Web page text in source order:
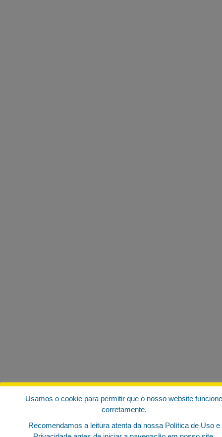
Usamos o cookie para permitir que o nosso website funcione
corretamente.
Recomendamos a leitura atenta da nossa Política de Uso e